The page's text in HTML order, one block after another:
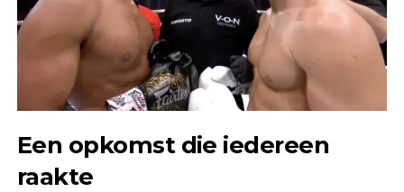
Een opkomst die iedereen
raakte